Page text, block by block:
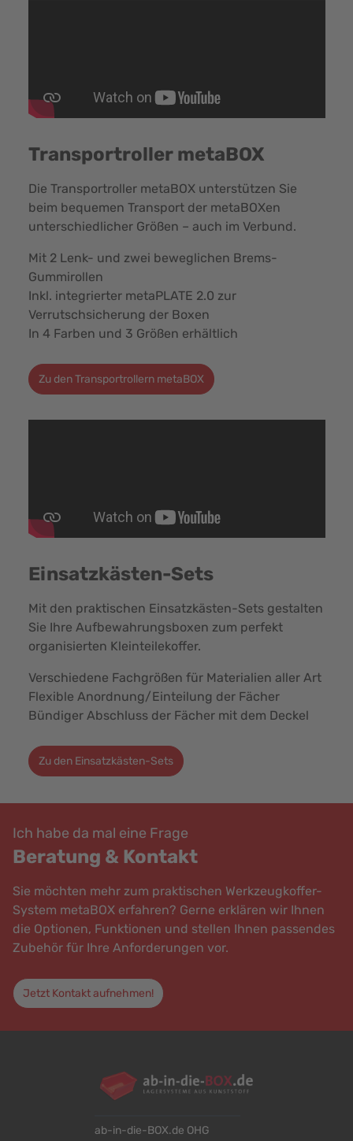
Transportroller metaBOX
Die Transportroller metaBOX unterstützen Sie
beim bequemen Transport der metaBOXen
unterschiedlicher Größen – auch im Verbund.
Mit 2 Lenk- und zwei beweglichen Brems-
Gummirollen
Inkl. integrierter metaPLATE 2.0 zur
Verrutschsicherung der Boxen
In 4 Farben und 3 Größen erhältlich
Zu den Transportrollern metaBOX
Einsatzkästen-Sets
Mit den praktischen Einsatzkästen-Sets gestalten
Sie Ihre Aufbewahrungsboxen zum perfekt
organisierten Kleinteilekoffer.
Verschiedene Fachgrößen für Materialien aller Art
Flexible Anordnung/Einteilung der Fächer
Bündiger Abschluss der Fächer mit dem Deckel
Zu den Einsatzkästen-Sets
Ich habe da mal eine Frage
Beratung & Kontakt
Sie möchten mehr zum praktischen Werkzeugkoffer-
System metaBOX erfahren? Gerne erklären wir Ihnen
die Optionen, Funktionen und stellen Ihnen passendes
Zubehör für Ihre Anforderungen vor.
Jetzt Kontakt aufnehmen!
ab-in-die-BOX.de OHG